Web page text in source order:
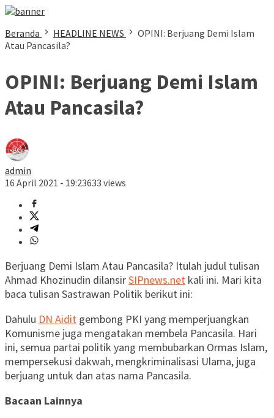
Beranda HEADLINE NEWS
OPINI: Berjuang Demi Islam
Atau Pancasila?
OPINI: Berjuang Demi Islam
Atau Pancasila?
admin
16 April 2021 - 19:23633 views
Berjuang Demi Islam Atau Pancasila? Itulah judul tulisan
Ahmad Khozinudin dilansirSIPnews.net kali ini. Mari kita
baca tulisan Sastrawan Politik berikut ini:
Dahulu DN Aidit gembong PKI yang memperjuangkan
Komunisme juga mengatakan membela Pancasila. Hari
ini, semua partai politik yang membubarkan Ormas Islam,
mempersekusi dakwah, mengkriminalisasi Ulama, juga
berjuang untuk dan atas nama Pancasila.
Bacaan Lainnya